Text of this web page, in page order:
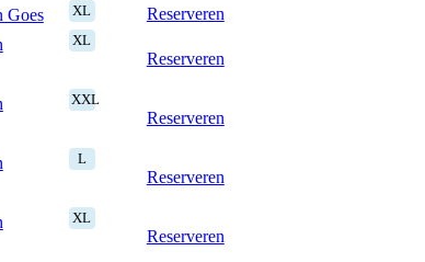
Goes XL
Reserveren
XL
Reserveren
XXL
Reserveren
L
Reserveren
XL
Reserveren